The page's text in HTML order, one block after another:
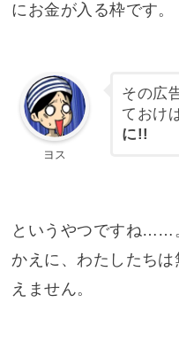
にお金が入る枠です。
ヨス
その広
ておけ
に!!
というやつですね……
かえに、わたしたち
えません。